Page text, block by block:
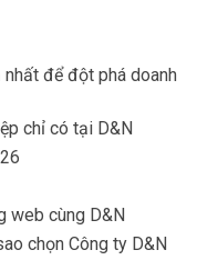
nhất để đột phá doanh
chỉ có tại D&N
web cùng D&N
chọn Công ty D&N